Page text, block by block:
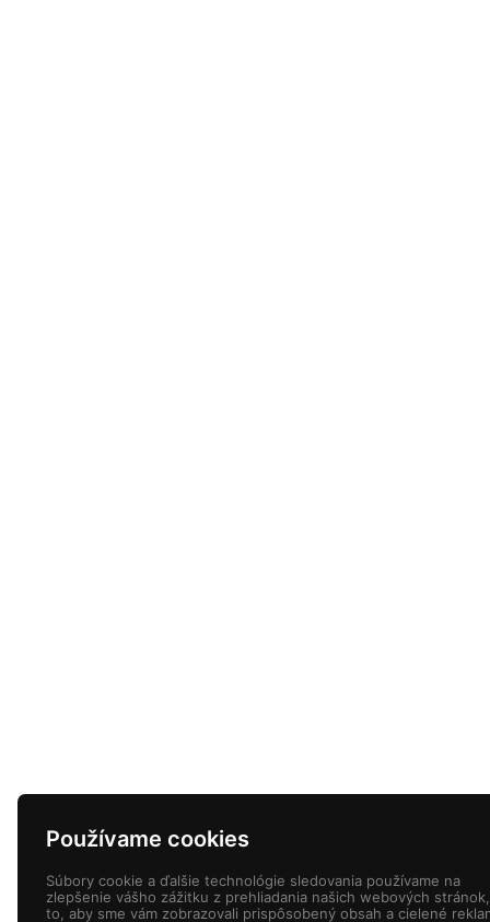
Používame cookies
Súbory cookie a ďalšie technológie sledovania používame na
zlepšenie vášho zážitku z prehliadania našich webových
to, aby sme vám zobrazovali prispôsobený obsah a cielené